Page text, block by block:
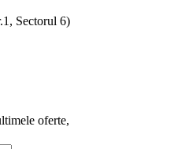
Sectorul 6)
oferte,